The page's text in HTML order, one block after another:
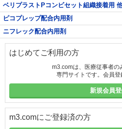
ベリプラストPコンビセット組織接着用
ピコプレップ配合内用剤
ニフレック配合内用剤
はじめてご利用の方
m3.comは、医療従事者の
専門サイトです。会員登
新規会員
m3.comにご登録済の方